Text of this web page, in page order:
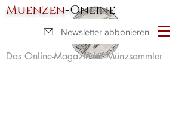
Muenzen-Online
Das Online-Magazin für Münzsammler
Newsletter abbonieren